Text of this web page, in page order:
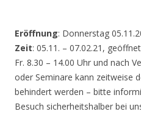
Eröffnung: Donnerstag
Zeit: 05.11. – 07.02.21,
Fr. 8.30 – 14.00 Uhr und nach
oder Seminare kann zeitweise
behindert werden – bitte
Besuch sicherheitshalber bei